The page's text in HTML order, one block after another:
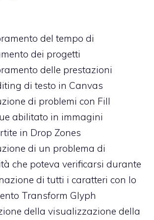
del tempo di
dei progetti
delle prestazioni
di testo in Canvas
di problemi con Fill
abilitato in immagini
in Drop Zones
di un problema di
che poteva verificarsi durante
di tutti i caratteri con lo
Transform Glyph
della visualizzazione della